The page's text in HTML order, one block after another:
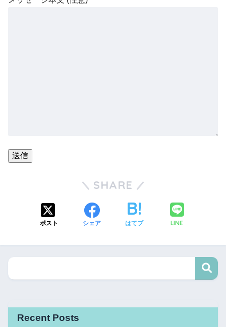
SHARE
ポスト シェア はてブ LINE
Recent Posts